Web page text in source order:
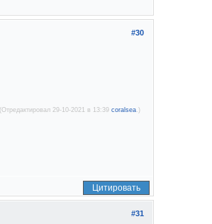
#30
(Отредактировал 29-10-2021 в 13:39 coralsea.)
Цитировать
#31